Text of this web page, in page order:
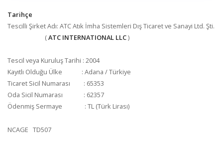
Tarihçe
Tescilli Şirket Adı: ATC Atık İmha Sistemleri Dış Ticaret ve Sanayi Ltd. Şti.
(ATC INTERNATIONAL LLC)
Tescil veya Kuruluş Tarihi : 2004
Kayıtlı Olduğu Ülke : Adana / Türkiye
Ticaret Sicil Numarası : 65353
Oda Sicil Numarası : 62357
Ödenmiş Sermaye : TL (Türk Lirası)
NCAGE TD507